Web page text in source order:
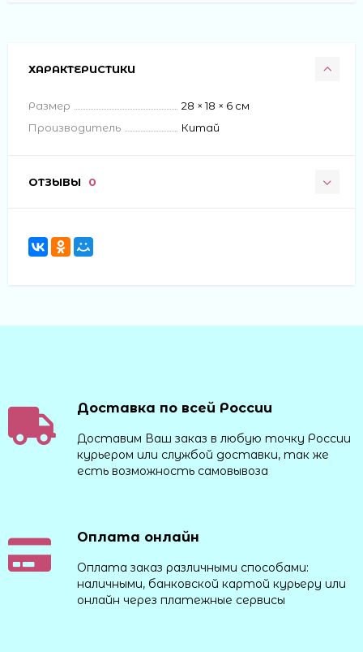
ХАРАКТЕРИСТИКИ
Размер
28 × 18 × 6 см
Производитель
Китай
ОТЗЫВЫ 0
Доставка по всей России
Доставим Ваш заказ в любую точку России
курьером или службой доставки, так же
есть возможность самовывоза
Оплата онлайн
Оплата заказ различными способами:
наличными, банковской картой курьеру или
онлайн через платежные сервисы